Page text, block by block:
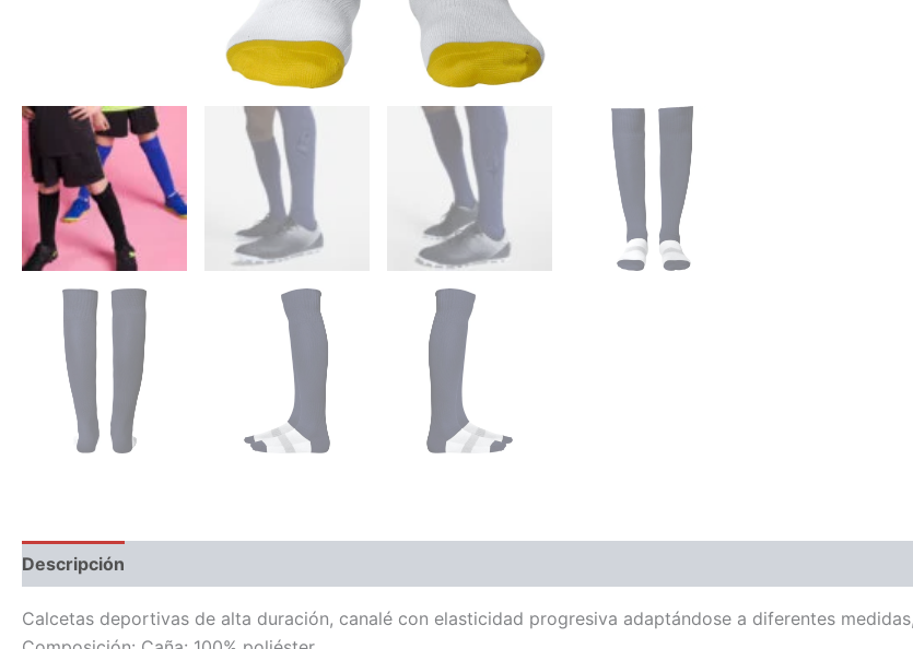
Descripción
Calcetas deportivas de alta duración, canalé con elasticidad progresiva adaptándose a diferentes